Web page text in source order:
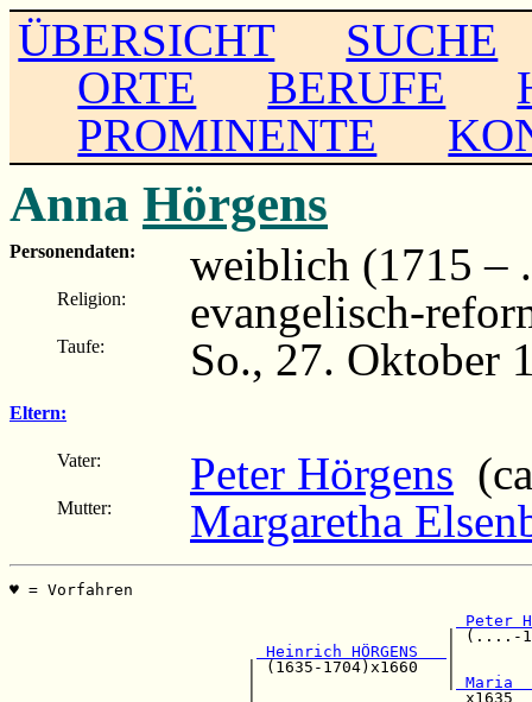
ÜBERSICHT
SUCHE
ORTE
BERUFE
PROMINENTE
Anna Hörgens
Personendaten: weiblich (1715 –
Religion: evangelisch-
Taufe: So., 27. Oktober
Eltern:
Vater: Peter Hörgens
Mutter: Margaretha
♥ = Vorfahren
Peter
Heinrich HÖRGENS
| (1635-
|